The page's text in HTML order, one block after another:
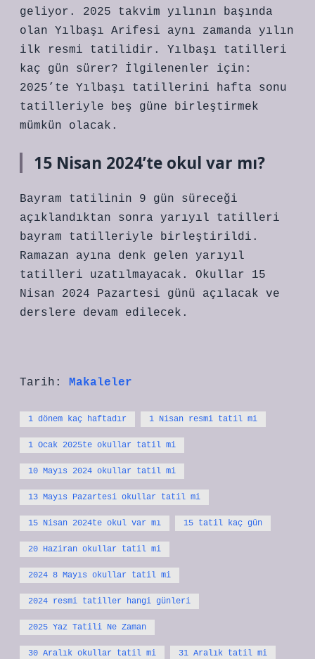
geliyor. 2025 takvim yılının başında
olan Yılbaşı Arifesi aynı zamanda yılın
ilk resmi tatilidir. Yılbaşı tatilleri
kaç gün sürer? İlgilenenler için:
2025’te Yılbaşı tatillerini hafta sonu
tatilleriyle beş güne birleştirmek
mümkün olacak.
15 Nisan 2024’te okul var mı?
Bayram tatilinin 9 gün süreceği
açıklandıktan sonra yarıyıl tatilleri
bayram tatilleriyle birleştirildi.
Ramazan ayına denk gelen yarıyıl
tatilleri uzatılmayacak. Okullar 15
Nisan 2024 Pazartesi günü açılacak ve
derslere devam edilecek.
Tarih: Makaleler
1 dönem kaç haftadır 1 Nisan resmi tatil mi
1 Ocak 2025te okullar tatil mi
10 Mayıs 2024 okullar tatil mi
13 Mayıs Pazartesi okullar tatil mi
15 Nisan 2024te okul var mı 15 tatil kaç gün
20 Haziran okullar tatil mi
2024 8 Mayıs okullar tatil mi
2024 resmi tatiller hangi günleri
2025 Yaz Tatili Ne Zaman
30 Aralık okullar tatil mi 31 Aralık tatil mi